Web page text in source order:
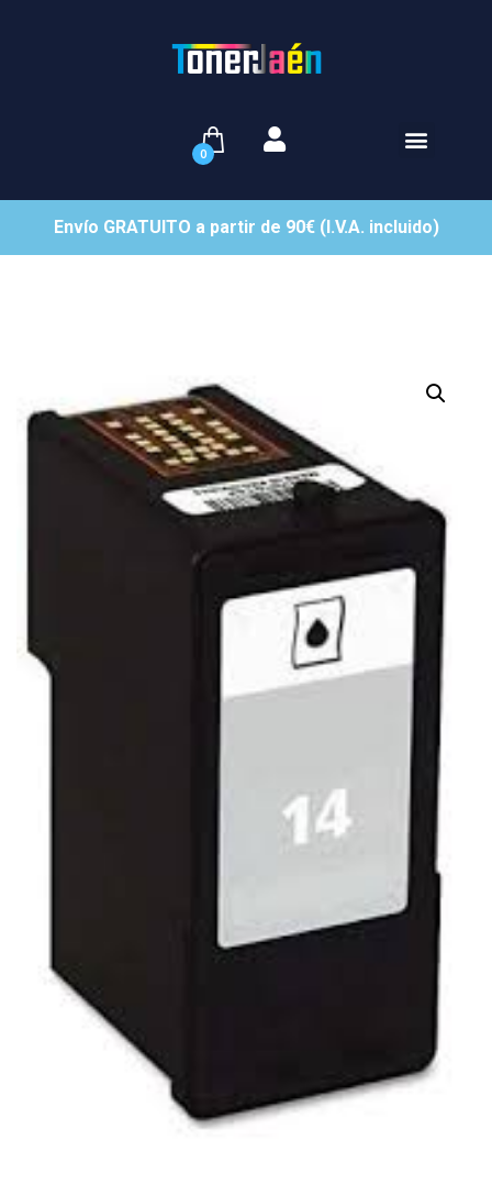
0
Envío GRATUITO a partir de 90€ (I.V.A. incluido)